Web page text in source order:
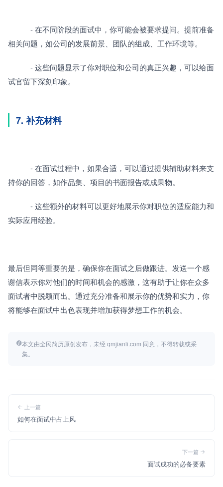
- 在不同阶段的面试中，你可能会被要求提问。提前准备
相关问题，如公司的发展前景、团队的组成、工作环境等。
- 这些问题显示了你对职位和公司的真正兴趣，可以给面
试官留下深刻印象。
7. 补充材料
- 在面试过程中，如果合适，可以通过提供辅助材料来支
持你的回答，如作品集、项目的书面报告或成果物。
- 这些额外的材料可以更好地展示你对职位的适应能力和
实际应用经验。
最后但同等重要的是，确保你在面试之后做跟进。发送一个感
谢信表示你对他们的时间和机会的感激，这有助于让你在众多
面试者中脱颖而出。通过充分准备和展示你的优势和实力，你
将能够在面试中出色表现并增加获得梦想工作的机会。
本文由全民简历原创发布，未经 qmjianli.com 同意，不得转载或采
集。
上一篇
如何在面试中占上风
下一篇
面试成功的必备要素